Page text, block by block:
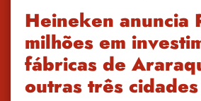
Heineken anuncia
milhões em
fábricas de
outras três cidades